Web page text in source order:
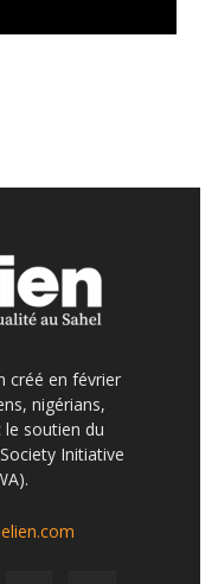
créé en février
nigérians,
le soutien du
Initiative